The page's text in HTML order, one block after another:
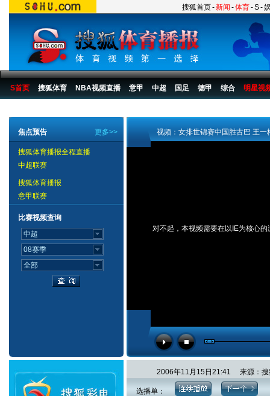
搜狐首页-新闻 -体育-S-
S首页 搜狐体育 NBA视频直播 意甲 中超 国足 德甲 综合 明星视
更多>>
焦点预告
搜狐体育播报全程直播
中超联赛
搜狐体育播报
意甲联赛
比赛视频查询
视频：女排世锦赛中国胜古巴 王一
对不起，本视频需要在以IE为核心的
2006年11月15日21:41 来源：
选播单：